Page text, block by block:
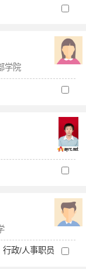
学院
行政/人事职员